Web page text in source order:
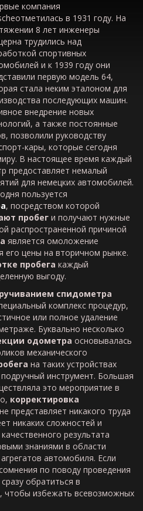
компания
в 1931 году. На
8 лет инженеры
трудились над
спортивных
и к 1939 году они
первую модель 64,
стала неким эталоном для
последующих машин.
внедрение новых
а также постоянные
позволили руководству
кары, которые сегодня
В настоящее время каждый
предоставляет немалый
для немецких автомобилей.
пользуется
, посредством которой
пробег и получают нужные
распространенной причиной
является омоложение
цены на вторичном рынке.
пробега каждый
выгоду.
спидометра
комплекс процедур,
или полное удаление
Буквально несколько
одометра основывалась
механического
на таких устройствах
инструмент. Большая
это мероприятие в
корректировка
не представляет никакого труда
никаких сложностей и
результата
знаниями в области
автомобиля. Если
по поводу проведения
обратиться в
чтобы избежать всевозможных